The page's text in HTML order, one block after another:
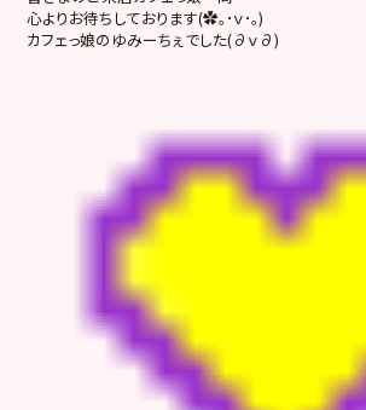
心よりお待ちしております(✿｡･ｖ･｡)
カフェっ娘のゆみーちぇでした(∂ｖ∂)